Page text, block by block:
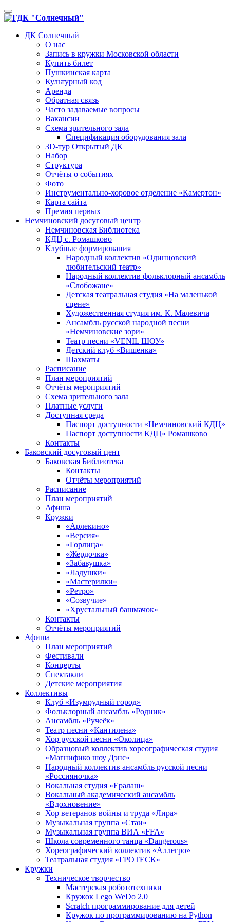
Toggle
navigation
ДК Солнечный
О нас
Запись в кружки Московской области
Купить билет
Пушкинская карта
Культурный код
Аренда
Обратная связь
Часто задаваемые вопросы
Вакансии
Схема зрительного зала
Спецификация оборудования зала
3D-тур Открытый ДК
Набор
Структура
Отчёты о событиях
Фото
Инструментально-хоровое отделение «Камертон»
Карта сайта
Премия первых
Немчиновский досуговый центр
Немчиновская Библиотека
КДЦ с. Ромашково
Клубные формирования
Народный коллектив «Одинцовский
любительский театр»
Народный коллектив фольклорный ансамбль
«Слобожане»
Детская театральная студия «На маленькой
сцене»
Художественная студия им. К. Малевича
Ансамбль русской народной песни
«Немчиновские зори»
Театр песни «VENIL ШОУ»
Детский клуб «Вишенка»
Шахматы
Расписание
План мероприятий
Отчёты мероприятий
Схема зрительного зала
Платные услуги
Доступная среда
Паспорт доступности «Немчиновский КДЦ»
Паспорт доступности КДЦ» Ромашково
Контакты
Баковский досуговый цент
Баковская Библиотека
Контакты
Отчёты мероприятий
Расписание
План мероприятий
Афиша
Кружки
«Арлекино»
«Версия»
«Горлица»
«Жердочка»
«Забавушка»
«Ладушки»
«Мастерилки»
«Ретро»
«Созвучие»
«Хрустальный башмачок»
Контакты
Отчёты мероприятий
Афиша
План мероприятий
Фестивали
Концерты
Спектакли
Детские мероприятия
Коллективы
Клуб «Изумрудный город»
Фольклорный ансамбль «Родник»
Ансамбль «Ручеёк»
Театр песни «Кантилена»
Хор русской песни «Околица»
Образцовый коллектив хореографическая студия
«Магнифико шоу Дэнс»
Народный коллектив ансамбль русской песни
«Россияночка»
Вокальная студия «Ералаш»
Вокальный академический ансамбль
«Вдохновение»
Хор ветеранов войны и труда «Лира»
Музыкальная группа «Стаи»
Музыкальная группа ВИА «FFA»
Школа современного танца «Dangerous»
Хореографический коллектив «Аллегро»
Театральная студия «ГРОТЕСК»
Кружки
Техническое творчество
Мастерская робототехники
Кружок Lego WeDo 2.0
Scratch программирование для детей
Кружок по программированию на Python